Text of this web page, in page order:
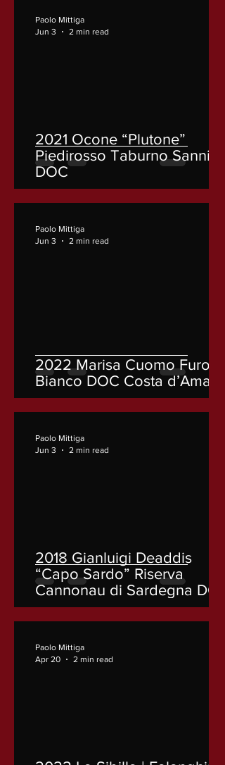
2021 Ocone “Plutone”
Piedirosso Taburno Sannio
DOC
Paolo Mittiga
Jun 3
2 min read
2022 Marisa Cuomo Furore
Bianco DOC Costa d’Amalfi
Paolo Mittiga
Jun 3
2 min read
2018 Gianluigi Deaddis
“Capo Sardo” Riserva
Cannonau di Sardegna DOC
Paolo Mittiga
Jun 3
2 min read
Paolo Mittiga
Apr 20
2 min read